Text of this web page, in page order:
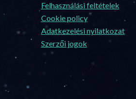
Felhasználási feltételek
Cookie policy
Adatkezelési nyilatkozat
Szerzői jogok